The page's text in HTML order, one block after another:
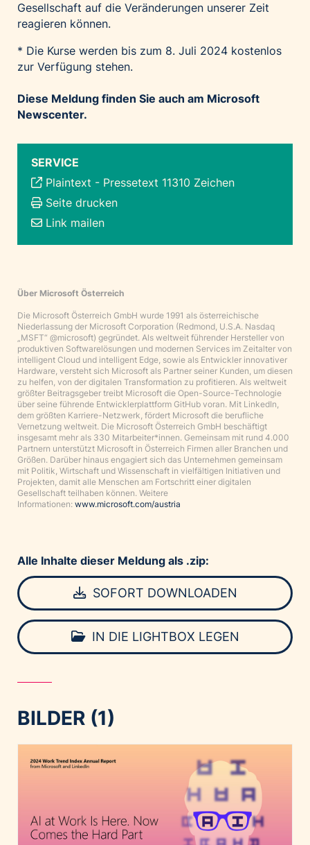
Gesellschaft auf die Veränderungen unserer Zeit
reagieren können.
* Die Kurse werden bis zum 8. Juli 2024 kostenlos
zur Verfügung stehen.
Diese Meldung finden Sie auch am Microsoft
Newscenter.
SERVICE
Plaintext - Pressetext 11310 Zeichen
Seite drucken
Link mailen
Über Microsoft Österreich
Die Microsoft Österreich GmbH wurde 1991 als österreichische
Niederlassung der Microsoft Corporation (Redmond, U.S.A. Nasdaq
„MSFT“ @microsoft) gegründet. Als weltweit führender Hersteller von
produktiven Softwarelösungen und modernen Services im Zeitalter von
intelligent Cloud und intelligent Edge, sowie als Entwickler innovativer
Hardware, versteht sich Microsoft als Partner seiner Kunden, um diesen
zu helfen, von der digitalen Transformation zu profitieren. Als weltweit
größter Beitragsgeber treibt Microsoft die Open-Source-Technologie
über seine führende Entwicklerplattform GitHub voran. Mit LinkedIn,
dem größten Karriere-Netzwerk, fördert Microsoft die berufliche
Vernetzung weltweit. Die Microsoft Österreich GmbH beschäftigt
insgesamt mehr als 330 Mitarbeiter*innen. Gemeinsam mit rund 4.000
Partnern unterstützt Microsoft in Österreich Firmen aller Branchen und
Größen. Darüber hinaus engagiert sich das Unternehmen gemeinsam
mit Politik, Wirtschaft und Wissenschaft in vielfältigen Initiativen und
Projekten, damit alle Menschen am Fortschritt einer digitalen
Gesellschaft teilhaben können. Weitere
Informationen: www.microsoft.com/austria
Alle Inhalte dieser Meldung als .zip:
SOFORT DOWNLOADEN
IN DIE LIGHTBOX LEGEN
BILDER (1)